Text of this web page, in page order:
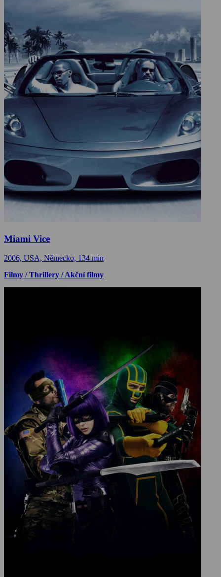
Miami Vice
2006, USA, Německo, 134 min
Filmy / Thrillery / Akční filmy